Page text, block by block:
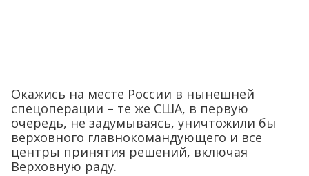
Окажись на месте России в нынешней
спецоперации – те же США, в первую
очередь, не задумываясь, уничтожили бы
верховного главнокомандующего и все
центры принятия решений, включая
Верховную раду.